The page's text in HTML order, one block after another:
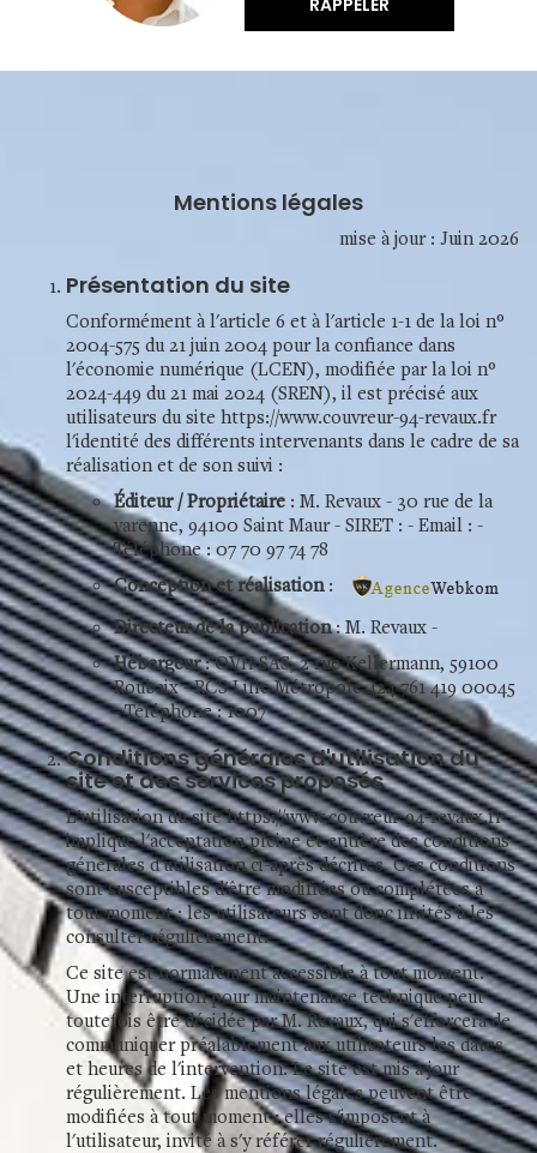
Mentions légales
mise à jour : Juin 2026
Présentation du site
Conformément à l'article 6 et à l'article 1-1 de la loi n°
2004-575 du 21 juin 2004 pour la confiance dans
l'économie numérique (LCEN), modifiée par la loi n°
2024-449 du 21 mai 2024 (SREN), il est précisé aux
utilisateurs du site https://www.couvreur-94-revaux.fr
l'identité des différents intervenants dans le cadre de sa
réalisation et de son suivi :
Éditeur / Propriétaire : M. Revaux - 30 rue de la
varenne, 94100 Saint Maur - SIRET : - Email : -
Téléphone : 07 70 97 74 78
Conception et réalisation:
Directeur de la publication: M. Revaux -
Hébergeur: OVH SAS, 2 rue Kellermann, 59100
Roubaix - RCS Lille Métropole 424 761 419 00045
- Téléphone : 1007
Conditions générales d'utilisation du
site et des services proposés
L'utilisation du site https://www.couvreur-94-revaux.fr
implique l'acceptation pleine et entière des conditions
générales d'utilisation ci-après décrites. Ces conditions
sont susceptibles d'être modifiées ou complétées à
tout moment ; les utilisateurs sont donc invités à les
consulter régulièrement.
Ce site est normalement accessible à tout moment.
Une interruption pour maintenance technique peut
toutefois être décidée par M. Revaux, qui s'efforcera de
communiquer préalablement aux utilisateurs les dates
et heures de l'intervention. Le site est mis à jour
régulièrement. Les mentions légales peuvent être
modifiées à tout moment : elles s'imposent à
l'utilisateur, invité à s'y référer régulièrement.